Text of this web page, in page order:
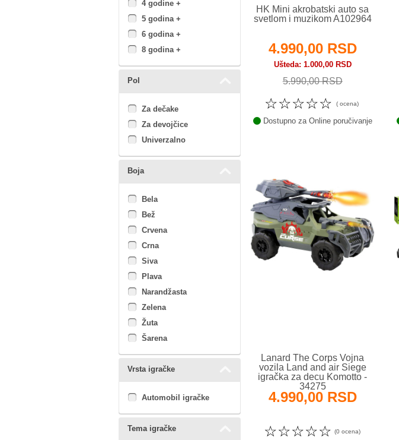
4 godine +
5 godina +
6 godina +
8 godina +
Pol
Za dečake
Za devojčice
Univerzalno
Boja
Bela
Bež
Crvena
Crna
Siva
Plava
Narandžasta
Zelena
Žuta
Šarena
Vrsta igračke
Automobil igračke
Tema igračke
HK Mini akrobatski auto sa
svetlom i muzikom A102964
4.990,00 RSD
Ušteda 1.000,00 RSD
5.990,00 RSD
☆
☆
☆
☆
☆ ( ocena)
Dostupno za Online poručivanje
Lanard The Corps Vojna
vozila Land and air Siege
igračka za decu Komotto -
34275
4.990,00 RSD
☆
☆
☆
☆
☆ (0 ocena)